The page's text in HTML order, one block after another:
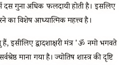
दस गुना अधिक फलदायी होती है। इसलिए
का विशेष आध्यात्मिक महत्त्व है।
इसीलिए द्वादशाक्षरी मंत्र 'ॐ नमो भगवते
माना गया है। ज्योतिष शास्त्र की दृष्टि